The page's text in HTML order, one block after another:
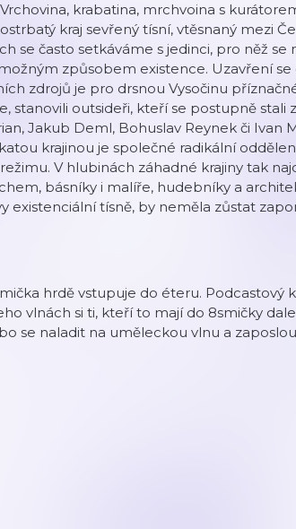
krabatina, mrchvoina s
kraj sevřený tísní, vtěsnaný mezi
se často setkáváme s jedinci, pro něž se
způsobem existence. Uzavření se
zdrojů je pro drsnou Vysočinu
stanovili outsideři, kteří se postupně stali
Jakub Deml, Bohuslav Reynek či Ivan
krajinou je společné radikální
V hlubinách záhadné krajiny tak
básníky i malíře, hudebníky a
existenciální tísně, by neměla zůstat
hrdě vstupuje do éteru. Podcastový
vlnách si ti, kteří to mají do 8smičky
se naladit na uměleckou vlnu a